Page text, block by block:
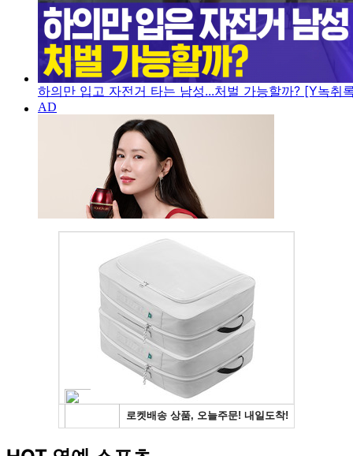
하의만 입고 자전거 타는 남성...처벌 가능할까? [Y녹취